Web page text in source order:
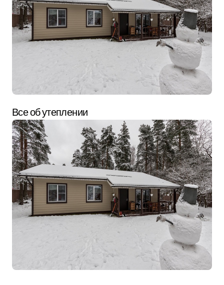
Все об утеплении